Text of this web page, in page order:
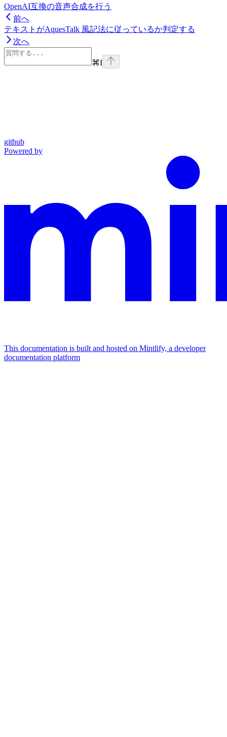
OpenAI互換の音声合成を行う
前へ
テキストがAquesTalk 風記法に従っているか判定する
次へ
⌘I
github
Powered by
This documentation is built and hosted on Mintlify, a developer
documentation platform